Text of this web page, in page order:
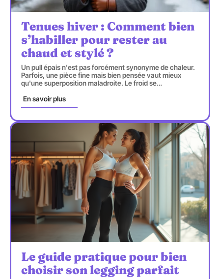
Tenues hiver : Comment bien
s’habiller pour rester au
chaud et stylé ?
Un pull épais n'est pas forcément synonyme de chaleur.
Parfois, une pièce fine mais bien pensée vaut mieux
qu'une superposition maladroite. Le froid se…
En savoir plus
Le guide pratique pour bien
choisir son legging parfait